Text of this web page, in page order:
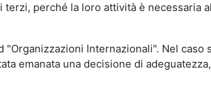
perché la loro attività è
Internazionali". Nel
emanata una decisione di